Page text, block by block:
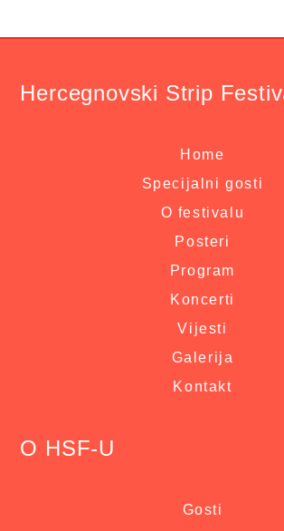
Hercegnovski Strip
Home
Specijalni gosti
O festivalu
Posteri
Program
Koncerti
Vijesti
Galerija
Kontakt
O HSF-U
Gosti